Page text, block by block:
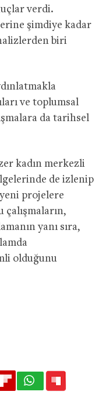
verdi.
şimdiye kadar
biri
ve toplumsal
da tarihsel
kadın merkezli
de izlenip
projelere
çalışmaların,
yanı sıra,
olduğunu